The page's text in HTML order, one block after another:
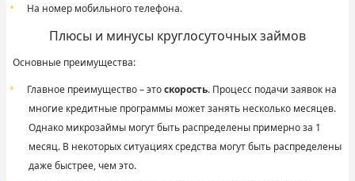
На номер мобильного телефона.
Плюсы и минусы круглосуточных займов
Основные преимущества:
Главное преимущество – этоскорость. Процесс подачи заявок на
многие кредитные программы может занять несколько месяцев.
Однако микрозаймы могут быть распределены примерно за 1
месяц. В некоторых ситуациях средства могут быть распределены
даже быстрее, чем это.